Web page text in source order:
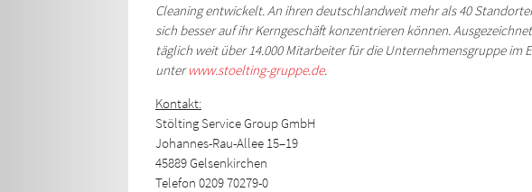
Cleaning entwickelt. An ihren deutschlandweit mehr als 40
sich besser auf ihr Kerngeschäft konzentrieren können.
täglich weit über 14.000 Mitarbeiter fürdie Unternehmensgruppe im
unterwww.stoelting-gruppe.de.
Kontakt:
Stölting Service Group GmbH
Johannes-Rau-Allee 15–19
45889 Gelsenkirchen
Telefon 0209 70279-0